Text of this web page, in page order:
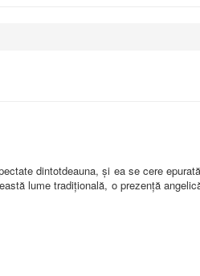
dintotdeauna, și ea se cere
lume tradițională, o prezență